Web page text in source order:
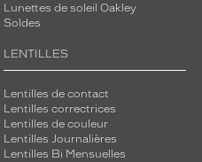
Lunettes de soleil Oakley
Soldes
LENTILLES
Lentilles de contact
Lentilles correctrices
Lentilles de couleur
Lentilles Journalières
Lentilles Bi Mensuelles